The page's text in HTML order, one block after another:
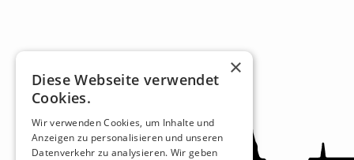
×
Diese Webseite verwendet
Cookies.
Wir verwenden Cookies, um Inhalte und
Anzeigen zu personalisieren und unseren
Datenverkehr zu analysieren. Wir geben